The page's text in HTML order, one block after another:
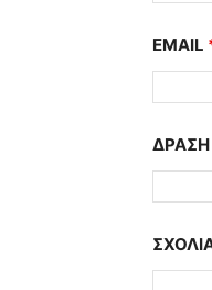
EMAIL
ΔΡΑΣΗ